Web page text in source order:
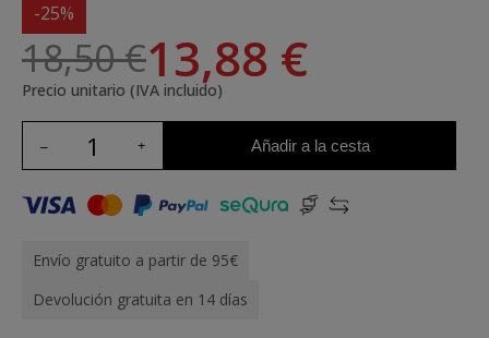
-25%
18,50 €13,88 €
Precio unitario (IVA incluido)
Añadir a la cesta
Envío gratuito a partir de 95€
Devolución gratuita en 14 días